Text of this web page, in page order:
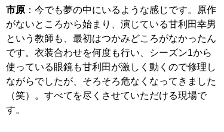
市原 ：今でも夢の中にいるような感じです。原作
がないところから始まり、演じている甘利田幸男
という教師も、最初はつかみどころがなかったん
です。衣装合わせを何度も行い、シーズン1から
使っている眼鏡も甘利田が激しく動くので修理し
ながらでしたが、そろそろ危なくなってきました
（笑）。すべてを尽くさせていただける現場で
す。